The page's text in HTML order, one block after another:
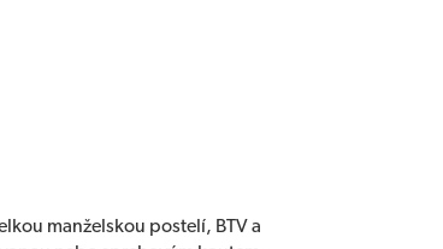
manželskou postelí, BTV a